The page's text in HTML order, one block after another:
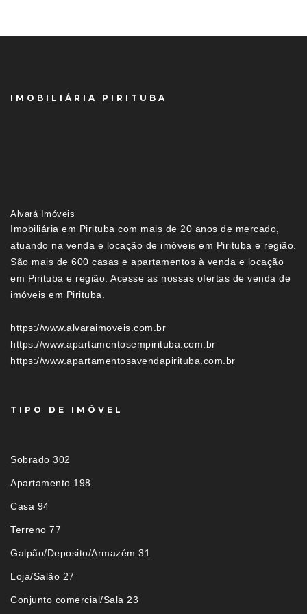
IMOBILIÁRIA PIRITUBA
Alvará Imóveis
Imobiliária em Pirituba com mais de 20 anos de mercado,
atuando na venda e locação de imóveis em Pirituba e região.
São mais de 600 casas e apartamentos à venda e locação
em Pirituba e região. Acesse as nossas ofertas de venda de
imóveis em Pirituba.
https://www.alvaraimoveis.com.br
https://www.apartamentosempirituba.com.br
https://www.apartamentosavendapirituba.com.br
TIPO DE IMÓVEL
Sobrado 302
Apartamento 198
Casa 94
Terreno 77
Galpão/Deposito/Armazém 31
Loja/Salão 27
Conjunto comercial/Sala 23